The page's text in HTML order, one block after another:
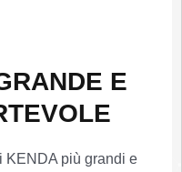
E
KENDA più grandi e